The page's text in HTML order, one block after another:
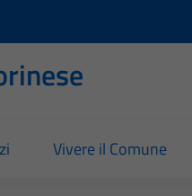
Vivere il Comune